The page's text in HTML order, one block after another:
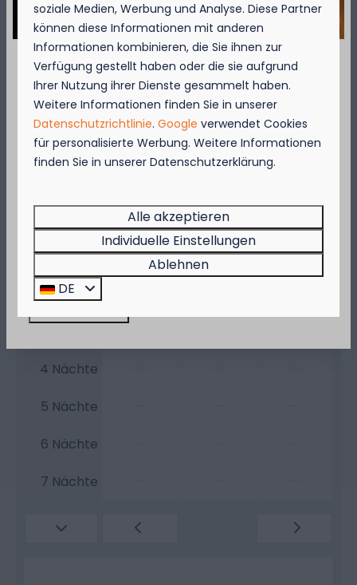
Verfügbarkeit und Preis
2 Gäste
So09-08-2026 Mo 10-08-2026
Sa
8 Aug
So
9 Aug
Mo
10 Aug
1 Nacht
— 65 € —
2 Nächte
4 Nächte
5 Nächte
6 Nächte
7 Nächte
September = Muschelmonat!
Genießen Sie vom 1. bis zum 29. September 50
% Rabatt auf den Preis für Muscheln für 2
Personen!
Brasserie VierTorrein Nieuwpoort und
Grill & Terracein Westende.
Beeilen Sie sich, denn die Aktion gilt nur, solange
der Vorrat reicht!
soziale Medien, Werbung und Analyse. Diese Partner
können diese Informationen mit anderen
Informationen kombinieren, die Sie ihnen zur
Verfügung gestellt haben oder die sie aufgrund
Ihrer Nutzung ihrer Dienste gesammelt haben.
Weitere Informationen finden Sie in unserer
Datenschutzrichtlinie.Google verwendet Cookies
für personalisierte Werbung. Weitere Informationen
finden Sie in unserer Datenschutzerklärung.
Alle akzeptieren
Individuelle Einstellungen
Ablehnen
DE